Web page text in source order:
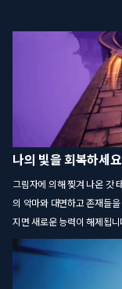
나의 빛을 회복하세요
그림자에 의해 찢겨 나온 갓
의 악마와 대면하고 존재들
지면 새로운 능력이 해제됩니